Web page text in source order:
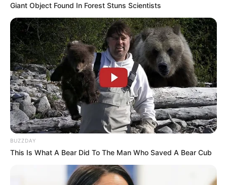
Giant Object Found In Forest Stuns Scientists
BUZZDAY
This Is What A Bear Did To The Man Who Saved A Bear Cub